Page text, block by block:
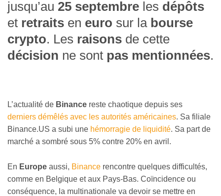
jusqu’au 25 septembre les dépôts
et retraits en euro sur la bourse
crypto. Les raisons de cette
décision ne sont pas mentionnées.
L’actualité de Binance reste chaotique depuis ses
derniers démêlés avec les autorités américaines. Sa filiale
Binance.US a subi une hémorragie de liquidité. Sa part de
marché a sombré sous 5% contre 20% en avril.
En Europe aussi, Binance rencontre quelques difficultés,
comme en Belgique et aux Pays-Bas. Coïncidence ou
conséquence, la multinationale va devoir se mettre en